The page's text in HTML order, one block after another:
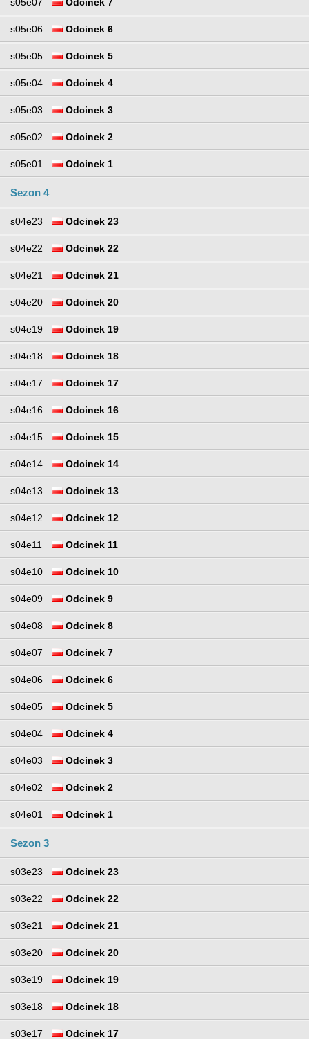
s05e07 Odcinek 7
s05e06 Odcinek 6
s05e05 Odcinek 5
s05e04 Odcinek 4
s05e03 Odcinek 3
s05e02 Odcinek 2
s05e01 Odcinek 1
Sezon 4
s04e23 Odcinek 23
s04e22 Odcinek 22
s04e21 Odcinek 21
s04e20 Odcinek 20
s04e19 Odcinek 19
s04e18 Odcinek 18
s04e17 Odcinek 17
s04e16 Odcinek 16
s04e15 Odcinek 15
s04e14 Odcinek 14
s04e13 Odcinek 13
s04e12 Odcinek 12
s04e11 Odcinek 11
s04e10 Odcinek 10
s04e09 Odcinek 9
s04e08 Odcinek 8
s04e07 Odcinek 7
s04e06 Odcinek 6
s04e05 Odcinek 5
s04e04 Odcinek 4
s04e03 Odcinek 3
s04e02 Odcinek 2
s04e01 Odcinek 1
Sezon 3
s03e23 Odcinek 23
s03e22 Odcinek 22
s03e21 Odcinek 21
s03e20 Odcinek 20
s03e19 Odcinek 19
s03e18 Odcinek 18
s03e17 Odcinek 17